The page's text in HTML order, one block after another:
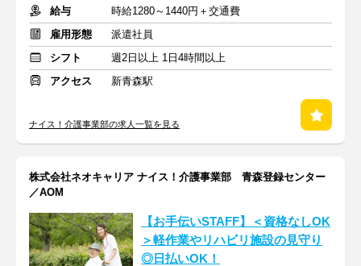
給与
時給1280～1440円＋交通費
雇用形態
派遣社員
シフト
週2日以上 1日4時間以上
アクセス
新青森駅
ナイス！介護事業部の求人一覧を見る
株式会社ネオキャリア ナイス！介護事業部 青森登録センター
／AOM
【お手伝いSTAFF】＜資格なしOK
＞軽作業やリハビリ施設の見守り
◎日払いOK！